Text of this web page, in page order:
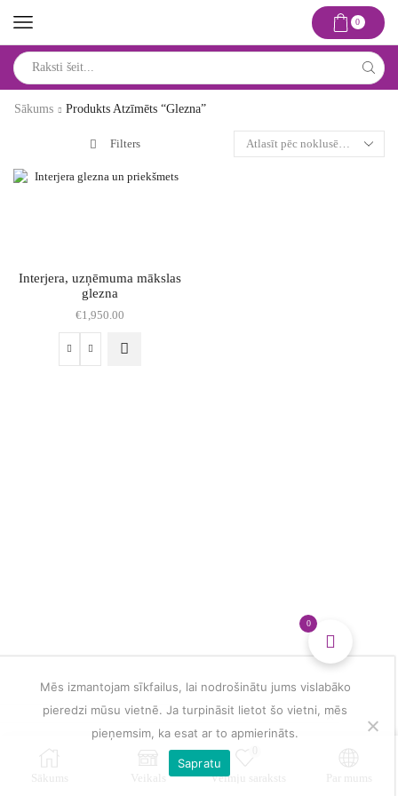
0
input
Sākums
Produkts Atzīmēts “glezna”
Filters
Interjera, uzņēmuma mākslas
glezna
€1,950.00
Interjera,
Sākums Veikals Vēlmju saraksts Par mums
0
Mēs izmantojam sīkfailus, lai nodrošinātu jums vislabāko
pieredzi mūsu vietnē. Ja turpināsit lietot šo vietni, mēs
pieņemsim, ka esat ar to apmierināts.
Sapratu